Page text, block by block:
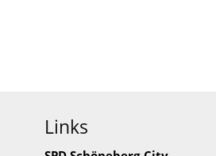
Links